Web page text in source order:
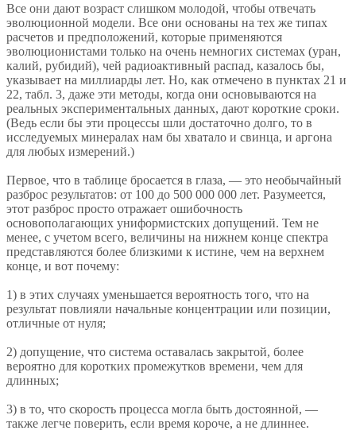
Все они дают возраст слишком молодой, чтобы отвечать
эволюционной модели. Все они основаны на тех же типах
расчетов и предположений, которые применяются
эволюционистами только на очень немногих системах (уран,
калий, рубидий), чей радиоактивный распад, казалось бы,
указывает на миллиарды лет. Но, как отмечено в пунктах 21 и
22, табл. 3, даже эти методы, когда они основываются на
реальных экспериментальных данных, дают короткие сроки.
(Ведь если бы эти процессы шли достаточно долго, то в
исследуемых минералах нам бы хватало и свинца, и аргона
для любых измерений.)
Первое, что в таблице бросается в глаза, — это необычайный
разброс результатов: от 100 до 500 000 000 лет. Разумеется,
этот разброс просто отражает ошибочность
основополагающих униформистских допущений. Тем не
менее, с учетом всего, величины на нижнем конце спектра
представляются более близкими к истине, чем на верхнем
конце, и вот почему:
1) в этих случаях уменьшается вероятность того, что на
результат повлияли начальные концентрации или позиции,
отличные от нуля;
2) допущение, что система оставалась закрытой, более
вероятно для коротких промежутков времени, чем для
длинных;
3) в то, что скорость процесса могла быть достоянной, —
также легче поверить, если время короче, а не длиннее.